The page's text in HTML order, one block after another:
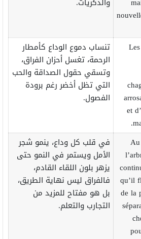
et
تنساب دموع الوداع كأمطار
الرحمة، تغسل أحزان الفراق،
وتسقي حقول الصداقة والحب
التي تظل أخضر رغم برودة
الفصول.
qu’il
de la
في قلب كل وداع، ينمو شجر
الأمل ويستمر في النمو حتى
يزهر بلون اللقاء القادم،
فالفراق ليس نهاية الطريق،
بل هو مفتاح للمزيد من
التجارب والتعلم.